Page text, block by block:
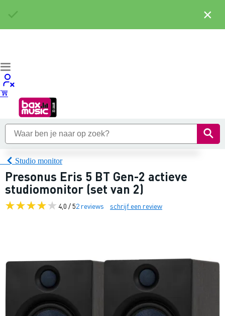
Studio monitor
Presonus Eris 5 BT Gen-2 actieve
studiomonitor (set van 2)
4,0 / 52 reviews schrijf een review
×